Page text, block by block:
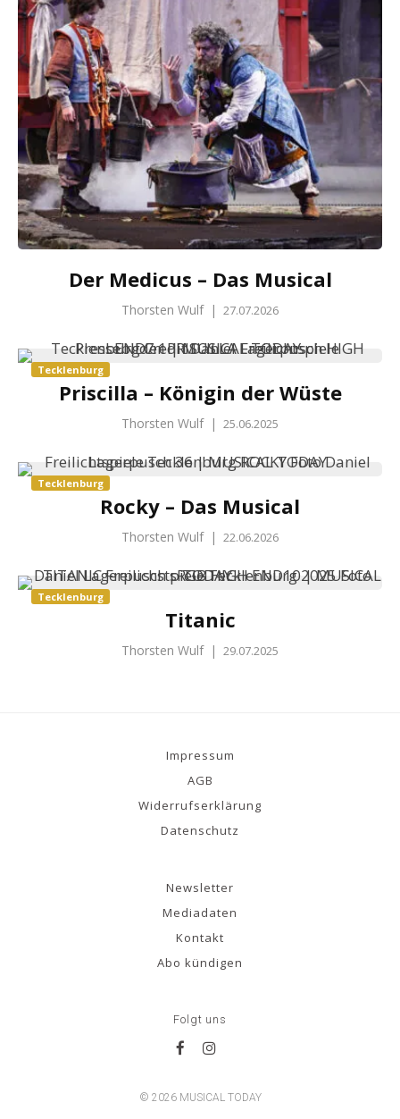
Der Medicus – Das Musical
Thorsten Wulf | 27.07.2026
Tecklenburg
Priscilla – Königin der Wüste
Thorsten Wulf | 25.06.2025
Tecklenburg
Rocky – Das Musical
Thorsten Wulf | 22.06.2026
Tecklenburg
Titanic
Thorsten Wulf | 29.07.2025
Impressum
AGB
Widerrufserklärung
Datenschutz
Newsletter
Mediadaten
Kontakt
Abo kündigen
Folgt uns
© 2026 MUSICAL TODAY